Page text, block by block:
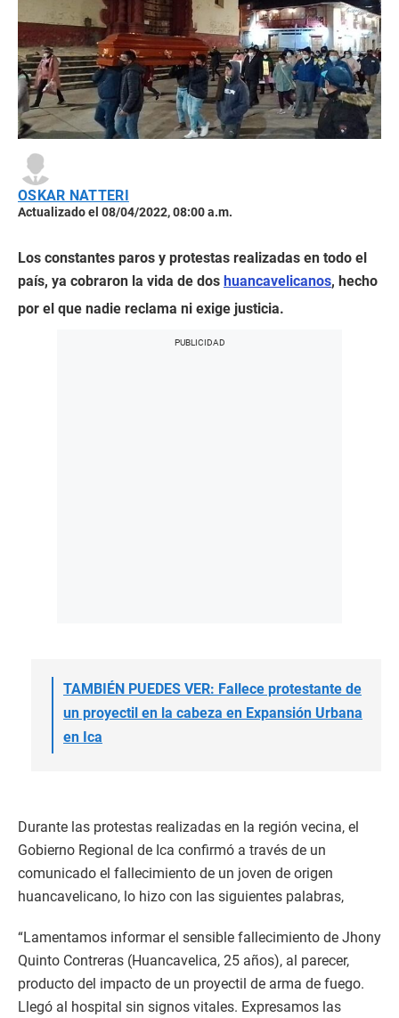
OSKAR NATTERI
Actualizado el 08/04/2022, 08:00 a.m.
Los constantes paros y protestas realizadas en todo el
país, ya cobraron la vida de dos huancavelicanos, hecho
por el que nadie reclama ni exige justicia.
TAMBIÉN PUEDES VER: Fallece protestante de
un proyectil en la cabeza en Expansión Urbana
en Ica
Durante las protestas realizadas en la región vecina, el
Gobierno Regional de Ica confirmó a través de un
comunicado el fallecimiento de un joven de origen
huancavelicano, lo hizo con las siguientes palabras,
“Lamentamos informar el sensible fallecimiento de Jhony
Quinto Contreras (Huancavelica, 25 años), al parecer,
producto del impacto de un proyectil de arma de fuego.
Llegó al hospital sin signos vitales. Expresamos las